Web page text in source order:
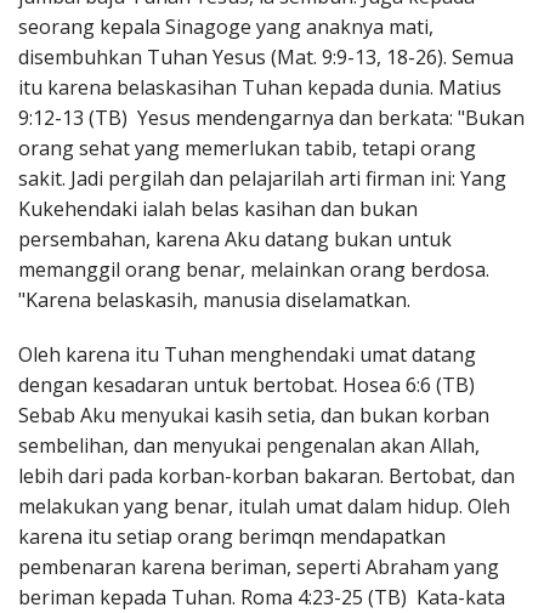
seorang kepala Sinagoge yang anaknya mati,
disembuhkan Tuhan Yesus (Mat. 9:9-13, 18-26). Semua
itu karena belaskasihan Tuhan kepada dunia. Matius
9:12-13 (TB) Yesus mendengarnya dan berkata: "Bukan
orang sehat yang memerlukan tabib, tetapi orang
sakit. Jadi pergilah dan pelajarilah arti firman ini: Yang
Kukehendaki ialah belas kasihan dan bukan
persembahan, karena Aku datang bukan untuk
memanggil orang benar, melainkan orang berdosa.
"Karena belaskasih, manusia diselamatkan.
Oleh karena itu Tuhan menghendaki umat datang
dengan kesadaran untuk bertobat. Hosea 6:6 (TB)
Sebab Aku menyukai kasih setia, dan bukan korban
sembelihan, dan menyukai pengenalan akan Allah,
lebih dari pada korban-korban bakaran. Bertobat, dan
melakukan yang benar, itulah umat dalam hidup. Oleh
karena itu setiap orang berimqn mendapatkan
pembenaran karena beriman, seperti Abraham yang
beriman kepada Tuhan. Roma 4:23-25 (TB) Kata-kata